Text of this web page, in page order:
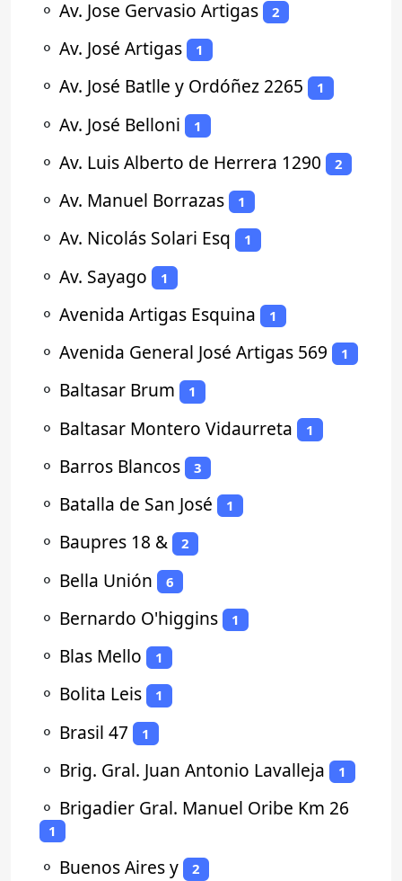
⚬ Av. Jose Gervasio Artigas 2
⚬ Av. José Artigas 1
⚬ Av. José Batlle y Ordóñez 2265 1
⚬ Av. José Belloni 1
⚬ Av. Luis Alberto de Herrera 1290 2
⚬ Av. Manuel Borrazas 1
⚬ Av. Nicolás Solari Esq 1
⚬ Av. Sayago 1
⚬ Avenida Artigas Esquina 1
⚬ Avenida General José Artigas 569 1
⚬ Baltasar Brum 1
⚬ Baltasar Montero Vidaurreta 1
⚬ Barros Blancos 3
⚬ Batalla de San José 1
⚬ Baupres 18 & 2
⚬ Bella Unión 6
⚬ Bernardo O'higgins 1
⚬ Blas Mello 1
⚬ Bolita Leis 1
⚬ Brasil 47 1
⚬ Brig. Gral. Juan Antonio Lavalleja 1
⚬ Brigadier Gral. Manuel Oribe Km 26
1
⚬ Buenos Aires y 2